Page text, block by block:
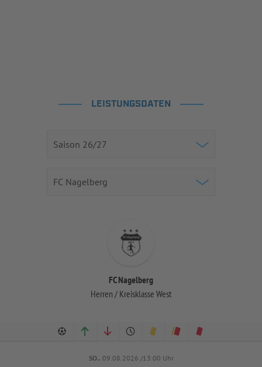
LEISTUNGSDATEN
FC Nagelberg
Herren / Kreisklasse West
SO.. 09.08.2026 /13:00 Uhr